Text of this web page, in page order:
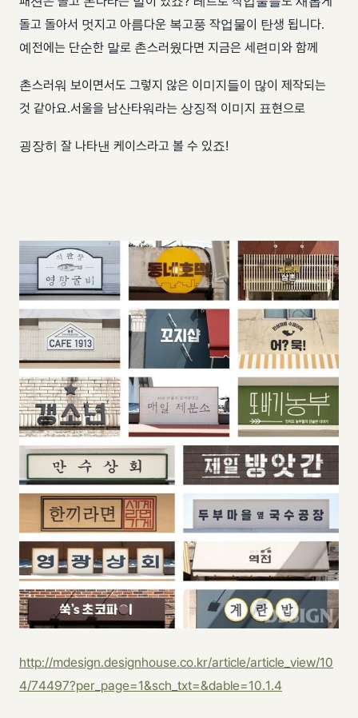
돌고 돌아서 멋지고 아름다운 복고풍 작업물이 탄생 됩니다. ​
예전에는 단순한 말로 촌스러웠다면 지금은 세련미와 함께
촌스러워 보이면서도 그렇지 않은 이미지들이 많이 제작되는
것 같아요. ​ 서울을 남산타워라는 상징적 이미지 표현으로
굉장히 잘 나타낸 케이스라고 볼 수 있죠!
http://mdesign.designhouse.co.kr/article/article_view/10
4/74497?per_page=1&sch_txt=&dable=10.1.4